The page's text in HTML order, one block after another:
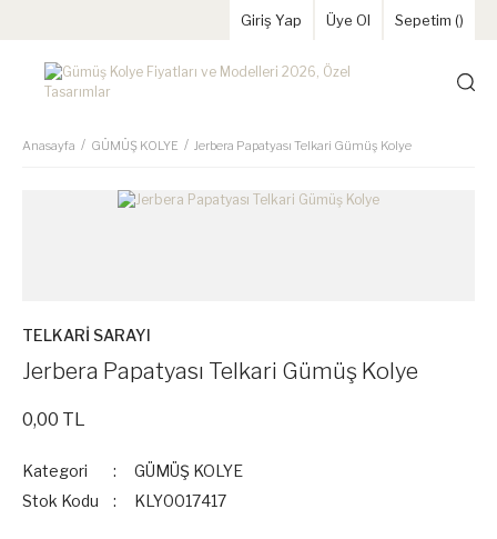
Giriş Yap Üye Ol Sepetim ()
Anasayfa GÜMÜŞ KOLYE Jerbera Papatyası Telkari Gümüş Kolye
TELKARİ SARAYI
Jerbera Papatyası Telkari Gümüş Kolye
0,00 TL
Kategori
GÜMÜŞ KOLYE
Stok Kodu
KLY0017417